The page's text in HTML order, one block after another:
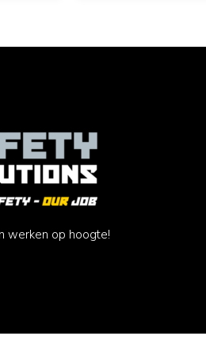
werken op hoogte!